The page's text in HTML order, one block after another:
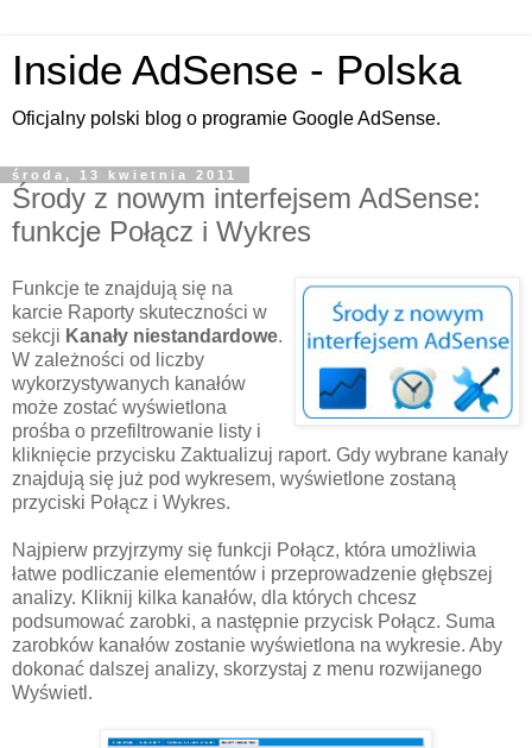
Inside AdSense - Polska
Oficjalny polski blog o programie Google AdSense.
środa, 13 kwietnia 2011
Środy z nowym interfejsem AdSense:
funkcje Połącz i Wykres
Funkcje te znajdują się na
karcie Raporty skuteczności w
sekcji Kanały niestandardowe.
W zależności od liczby
wykorzystywanych kanałów
może zostać wyświetlona
prośba o przefiltrowanie listy i
kliknięcie przycisku Zaktualizuj raport. Gdy wybrane kanały
znajdują się już pod wykresem, wyświetlone zostaną
przyciski Połącz i Wykres.
Najpierw przyjrzymy się funkcji Połącz, która umożliwia
łatwe podliczanie elementów i przeprowadzenie głębszej
analizy. Kliknij kilka kanałów, dla których chcesz
podsumować zarobki, a następnie przycisk Połącz. Suma
zarobków kanałów zostanie wyświetlona na wykresie. Aby
dokonać dalszej analizy, skorzystaj z menu rozwijanego
Wyświetl.